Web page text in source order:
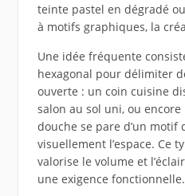
teinte pastel en dégradé
à motifs graphiques, la
Une idée fréquente
hexagonal pour délimiter
ouverte : un coin cuisine
salon au sol uni, ou
douche se pare d’un
visuellement l’espace. Ce
valorise le volume et
une exigence fonctionnelle.